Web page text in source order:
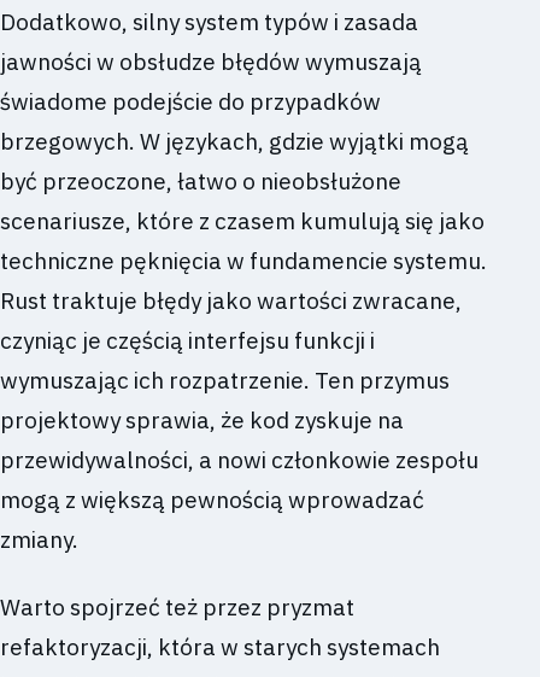
Dodatkowo, silny system typów i zasada
jawności w obsłudze błędów wymuszają
świadome podejście do przypadków
brzegowych. W językach, gdzie wyjątki mogą
być przeoczone, łatwo o nieobsłużone
scenariusze, które z czasem kumulują się jako
techniczne pęknięcia w fundamencie systemu.
Rust traktuje błędy jako wartości zwracane,
czyniąc je częścią interfejsu funkcji i
wymuszając ich rozpatrzenie. Ten przymus
projektowy sprawia, że kod zyskuje na
przewidywalności, a nowi członkowie zespołu
mogą z większą pewnością wprowadzać
zmiany.
Warto spojrzeć też przez pryzmat
refaktoryzacji, która w starych systemach